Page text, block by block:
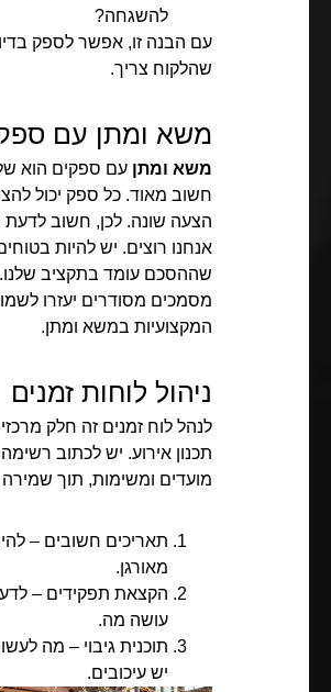
להשגחה?
עם הבנה זו, אפשר לספק
שהלקוח צריך.
משא ומתן עם
משא ומתן עם ספקים הוא
חשוב מאוד. כל ספק יכול
הצעה שונה. לכן, חשוב
אנחנו רוצים. יש להיות
שההסכם עומד בתקציב שלנו.
מסמכים מסודרים יעזרו
המקצועיות במשא ומתן.
ניהול לוחות זמנים
לנהל לוח זמנים זה חלק
תכנון אירוע. יש לכתוב
מועדים ומשימות, תוך
תאריכים חשובים –
מאורגן.
הקצאת תפקידים –
עושה מה.
תוכנית גיבוי – מה
יש עיכובים.